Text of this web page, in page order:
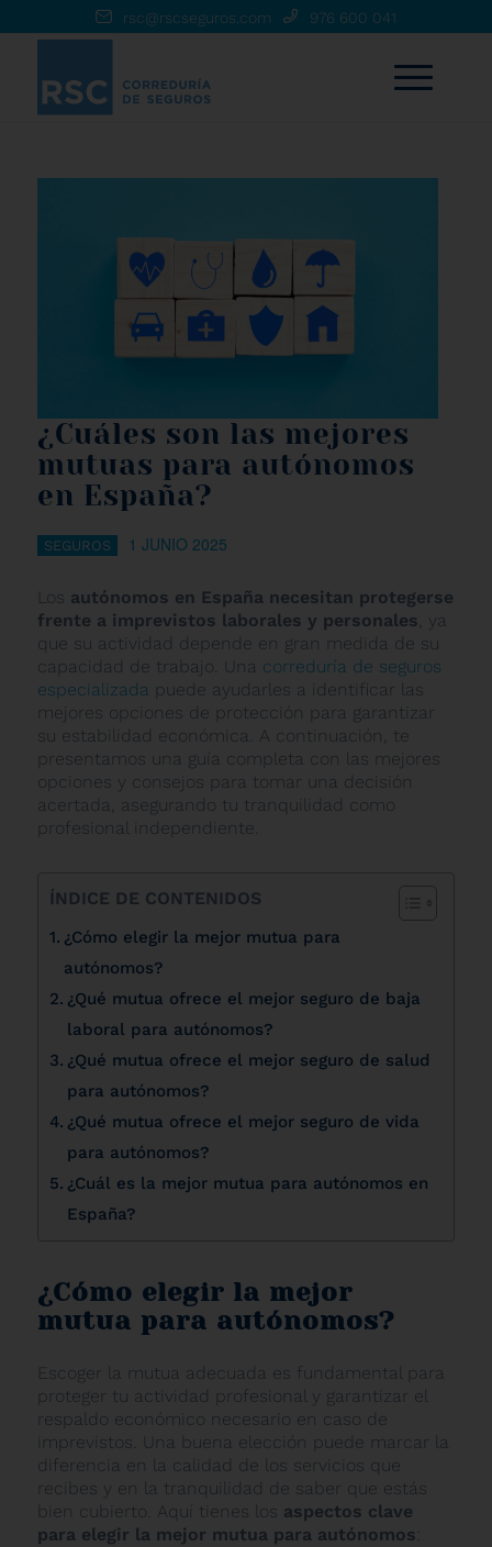
rsc@rscseguros.com 976 600 041
¿Cuáles son las mejores
mutuas para autónomos
en España?
SEGUROS 1 JUNIO 2025
Los autónomos en España necesitan protegerse
frente a imprevistos laborales y personales, ya
que su actividad depende en gran medida de su
capacidad de trabajo. Una correduría de seguros
especializada puede ayudarles a identificar las
mejores opciones de protección para garantizar
su estabilidad económica. A continuación, te
presentamos una guía completa con las mejores
opciones y consejos para tomar una decisión
acertada, asegurando tu tranquilidad como
profesional independiente.
ÍNDICE DE CONTENIDOS
¿Cómo elegir la mejor mutua para
autónomos?
¿Qué mutua ofrece el mejor seguro de baja
laboral para autónomos?
¿Qué mutua ofrece el mejor seguro de salud
para autónomos?
¿Qué mutua ofrece el mejor seguro de vida
para autónomos?
¿Cuál es la mejor mutua para autónomos en
España?
¿Cómo elegir la mejor
mutua para autónomos?
Escoger la mutua adecuada es fundamental para
proteger tu actividad profesional y garantizar el
respaldo económico necesario en caso de
imprevistos. Una buena elección puede marcar la
diferencia en la calidad de los servicios que
recibes y en la tranquilidad de saber que estás
bien cubierto. Aquí tienes los aspectos clave
para elegir la mejor mutua para autónomos